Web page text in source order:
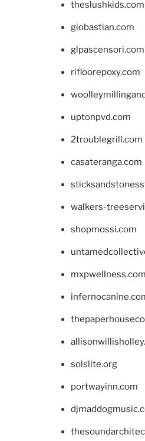
theslushkids.com
giobastian.com
glpascensori.com
rifloorepoxy.com
uptonpvd.com
2troublegrill.com
casateranga.com
walkers-
shopmossi.com
mxpwellness.com
solslite.org
portwayinn.com